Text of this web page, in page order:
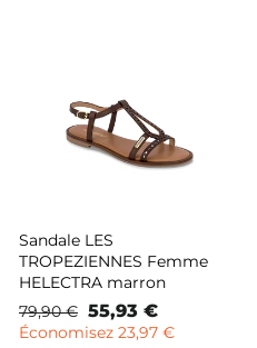
Sandale LES
TROPEZIENNES Femme
HELECTRA marron
Prix
normal
79,90 €
Prix
remisé
55,93 €
Économisez 23,97 €